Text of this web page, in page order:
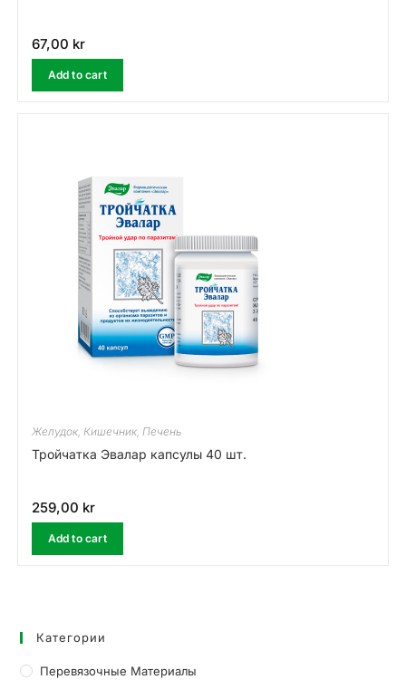
67,00 kr
Add to cart
Желудок, Кишечник, Печень
Тройчатка Эвалар капсулы 40 шт.
259,00 kr
Add to cart
Категории
Перевязочные Материалы